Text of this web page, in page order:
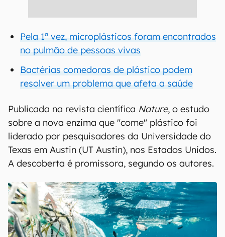
Pela 1ª vez, microplásticos foram encontrados
no pulmão de pessoas vivas
Bactérias comedoras de plástico podem
resolver um problema que afeta a saúde
Publicada na revista científica Nature, o estudo
sobre a nova enzima que "come" plástico foi
liderado por pesquisadores da Universidade do
Texas em Austin (UT Austin), nos Estados Unidos.
A descoberta é promissora, segundo os autores.